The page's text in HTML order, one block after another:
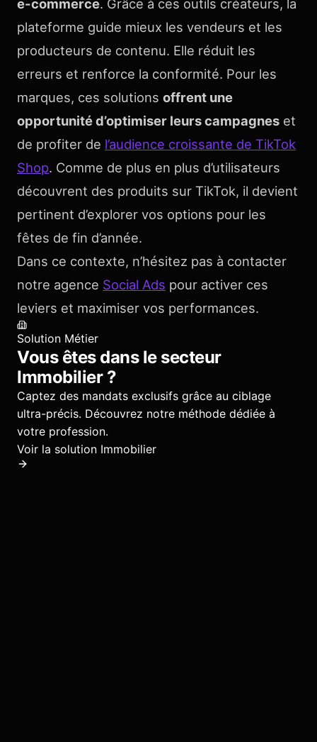
e-commerce. Grâce à ces outils créateurs, la
plateforme guide mieux les vendeurs et les
producteurs de contenu. Elle réduit les
erreurs et renforce la conformité. Pour les
marques, ces solutions offrent une
opportunité d’optimiser leurs campagnes et
de profiter de l’audience croissante de TikTok
Shop. Comme de plus en plus d’utilisateurs
découvrent des produits sur TikTok, il devient
pertinent d’explorer vos options pour les
fêtes de fin d’année.
Dans ce contexte, n’hésitez pas à contacter
notre agence Social Ads pour activer ces
leviers et maximiser vos performances.
Solution Métier
Vous êtes dans le secteur
Immobilier?
Captez des mandats exclusifs grâce au ciblage
ultra-précis. Découvrez notre méthode dédiée à
votre profession.
Voir la solution Immobilier